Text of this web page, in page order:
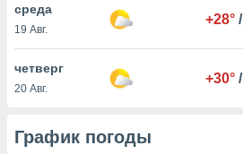
cookie
в
нашего
ВЫ
среда
19 Авг.
+28° /
четверг
20 Авг.
+30° /
График погоды